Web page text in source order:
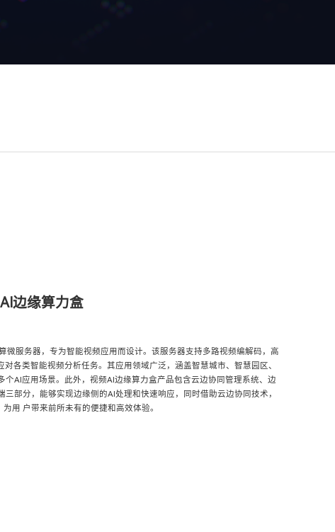
边缘算力盒
微服务器，专为智能视频应用而设计。该服务器支持多路视频编解码，高
各类智能视频分析任务。其应用领域广泛，涵盖智慧城市、智慧园区、
个AI应用场景。此外，视频AI边缘算力盒产品包含云边协同管理系统、边
部分，能够实现边缘侧的AI处理和快速响应，同时借助云边协同技术，
用 户带来前所未有的便捷和高效体验。